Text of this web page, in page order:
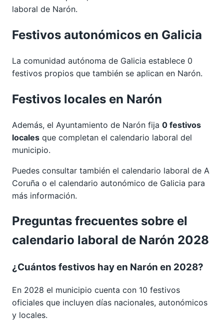
laboral de Narón.
Festivos autonómicos en Galicia
La comunidad autónoma de Galicia establece 0
festivos propios que también se aplican en Narón.
Festivos locales en Narón
Además, el Ayuntamiento de Narón fija 0 festivos
locales que completan el calendario laboral del
municipio.
Puedes consultar también el calendario laboral de A
Coruña o el calendario autonómico de Galicia para
más información.
Preguntas frecuentes sobre el
calendario laboral de Narón 2028
¿Cuántos festivos hay en Narón en 2028?
En 2028 el municipio cuenta con 10 festivos
oficiales que incluyen días nacionales, autonómicos
y locales.